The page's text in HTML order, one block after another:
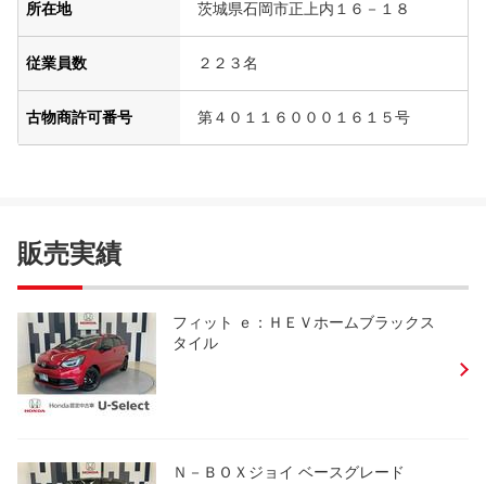
所在地 茨城県石岡市正上内１６－１８
従業員数 ２２３名
古物商許可番号 第４０１１６０００１６１５号
販売実績
フィット ｅ：ＨＥＶホームブラックス
タイル
Ｎ－ＢＯＸジョイ ベースグレード